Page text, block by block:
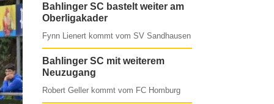
Bahlinger SC bastelt weiter am
Oberligakader
Fynn Lienert kommt vom SV Sandhausen
Bahlinger SC mit weiterem
Neuzugang
Robert Geller kommt vom FC Homburg